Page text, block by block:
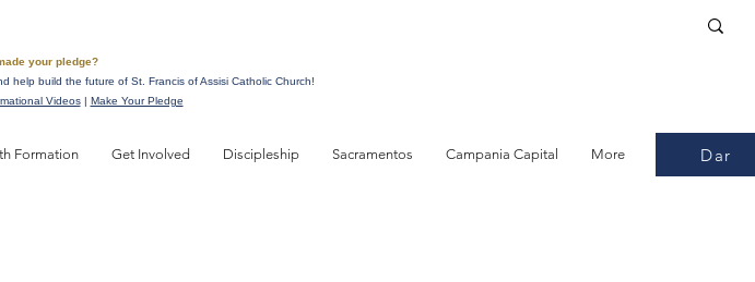
your pledge?
help build the future of St. Francis of Assisi Catholic Church!
Videos| Make Your Pledge
Formation Get Involved Discipleship Sacramentos Campania Capital More Dar